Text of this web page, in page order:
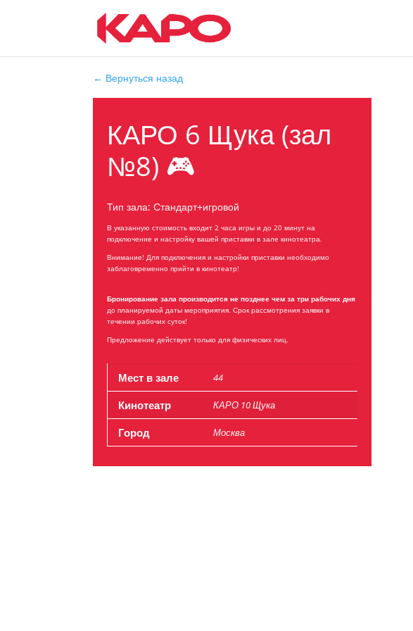
← Вернуться назад
КАРО 6 Щука (зал
№8) 🎮
Тип зала: Стандарт+игровой
В указанную стоимость входит 2 часа игры и до 20 минут на
подключение и настройку вашей приставки в зале кинотеатра.
Внимание! Для подключения и настройки приставки необходимо
заблаговременно прийти в кинотеатр!
Бронирование зала производится не позднее чем за три рабочих дня
до планируемой даты мероприятия. Срок рассмотрения заявки в
течении рабочих суток!
Предложение действует только для физических лиц.
Мест в зале 44
Кинотеатр КАРО 10 Щука
Город Москва